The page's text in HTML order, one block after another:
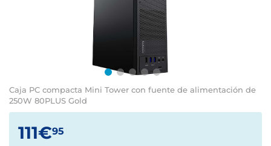
Caja PC compacta Mini Tower con fuente de alimentación de
250W 80PLUS Gold
111€95